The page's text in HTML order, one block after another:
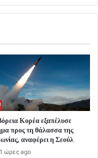
Κορέα εξαπέλυσε
προς τη θάλασσα της
αναφέρει η Σεούλ
ώρες ago